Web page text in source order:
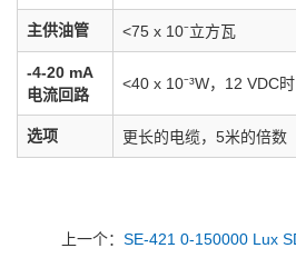
主供油管 <75 x 10⁻立方瓦
-4-20 mA
电流回路
<40 x 10⁻³W，12 VDC时
选项 更长的电缆，5米的倍数
上一个： SE-421 0-150000 Lux